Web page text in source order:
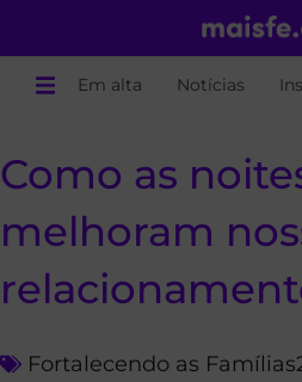
Em alta Notícias
Como as
melhoram
Fortalecendo as Famílias